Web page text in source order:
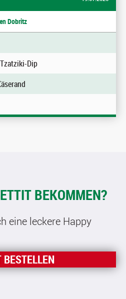
Dobritz
Dip
BEKOMMEN?
eine leckere Happy